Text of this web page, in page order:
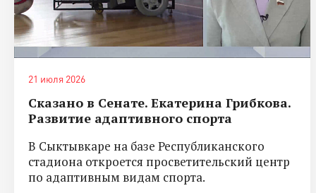
21 июля 2026
Сказано в Сенате. Екатерина Грибкова.
Развитие адаптивного спорта
В Сыктывкаре на базе Республиканского
стадиона откроется просветительский центр
по адаптивным видам спорта.